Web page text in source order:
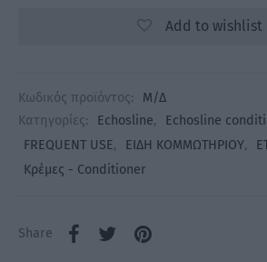
Add to wishlist
Κωδικός προϊόντος:
Μ/Δ
Κατηγορίες:
Echosline, Echosline
FREQUENT USE, ΕΙΔΗ ΚΟΜΜΩΤΗΡΙΟΥ,
Κρέμες - Conditioner
Share